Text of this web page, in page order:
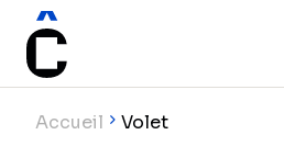
Accueil Volet